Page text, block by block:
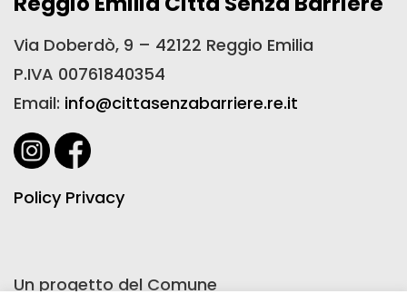
Via Doberdò, 9 – 42122 Reggio Emilia
P.IVA 00761840354
Email: info@cittasenzabarriere.re.it
Policy Privacy
Un progetto del Comune